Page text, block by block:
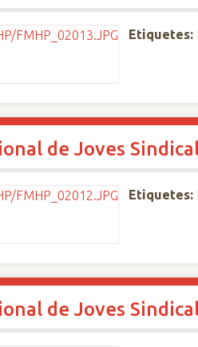
Etiquetes:
de Joves
Etiquetes:
de Joves